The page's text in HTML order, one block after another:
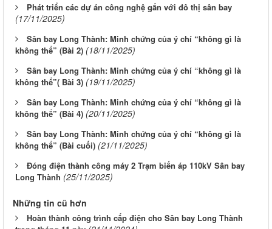
Phát triển các dự án công nghệ gắn với đô thị sân bay
(17/11/2025)
Sân bay Long Thành: Minh chứng của ý chí “không gì là
không thể” (Bài 2) (18/11/2025)
Sân bay Long Thành: Minh chứng của ý chí “không gì là
không thể”( Bài 3) (19/11/2025)
Sân bay Long Thành: Minh chứng của ý chí “không gì là
không thể” (Bài 4) (20/11/2025)
Sân bay Long Thành: Minh chứng của ý chí “không gì là
không thể” (Bài cuối) (21/11/2025)
Đóng điện thành công máy 2 Trạm biến áp 110kV Sân bay
Long Thành (25/11/2025)
Những tin cũ hơn
Hoàn thành công trình cấp điện cho Sân bay Long Thành